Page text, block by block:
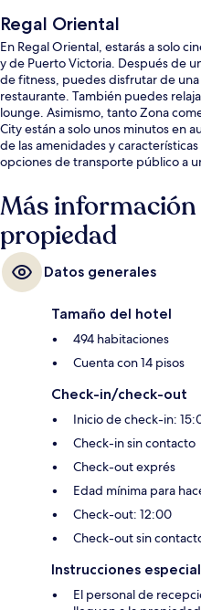
Regal Oriental
En Regal Oriental, estarás a solo
y de Puerto Victoria. Después de
de fitness, puedes disfrutar de
restaurante. También puedes
lounge. Asimismo, tanto Zona
City están a solo unos minutos en
de las amenidades y
opciones de transporte público a
está a 13 minutos.
Más información
propiedad
Datos generales
Tamaño del hotel
494 habitaciones
Cuenta con 14 pisos
Check-in/check-out
Inicio de check-in:
Check-in sin contacto
Check-out exprés
Edad mínima para
Check-out: 12:00
Check-out sin
Instrucciones
El personal de